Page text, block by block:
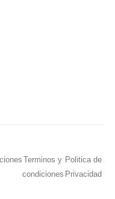
Terminos y
condiciones
Politica de
Privacidad